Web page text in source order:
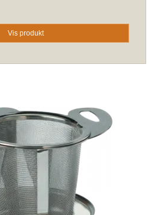
Vis produkt